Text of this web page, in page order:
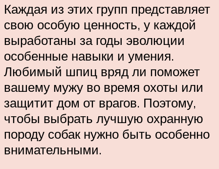
Каждая из этих групп представляет
свою особую ценность, у каждой
выработаны за годы эволюции
особенные навыки и умения.
Любимый шпиц вряд ли поможет
вашему мужу во время охоты или
защитит дом от врагов. Поэтому,
чтобы выбрать лучшую охранную
породу собак нужно быть особенно
внимательными.